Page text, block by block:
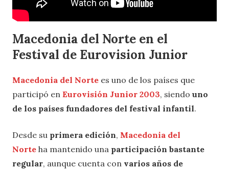
Macedonia del Norte en el
Festival de Eurovision Junior
Macedonia del Norte es uno de los países que
participó en Eurovisión Junior 2003, siendo uno
de los países fundadores del festival infantil.
Desde su primera edición, Macedonia del
Norte ha mantenido una participación bastante
regular, aunque cuenta con varios años de